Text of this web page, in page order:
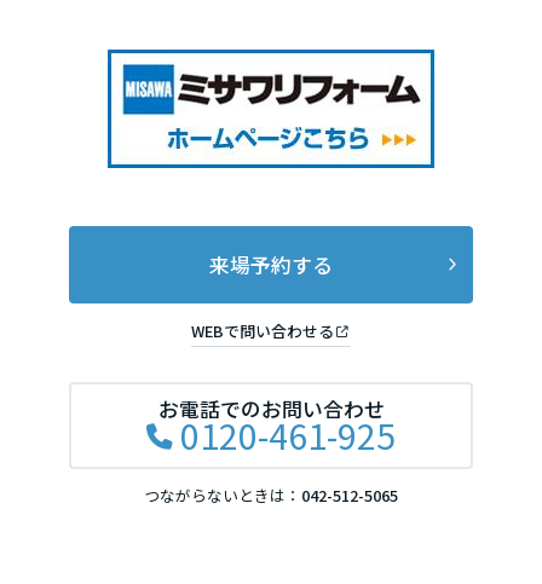
来場予約する
WEBで問い合わせる
お電話でのお問い合わせ
0120-461-925
つながらないときは： 042-512-5065